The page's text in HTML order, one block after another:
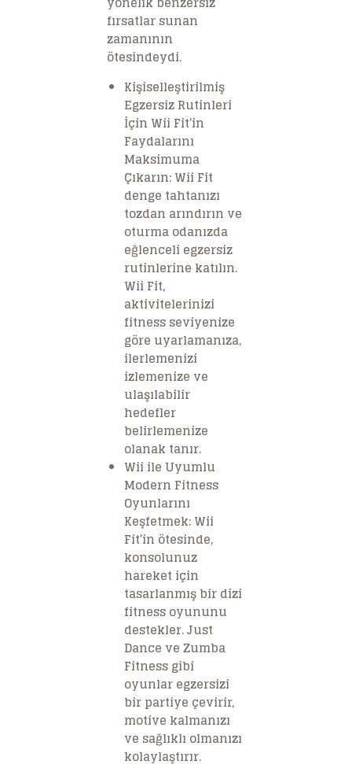
fırsatlar sunan
zamanının
ötesindeydi.
Kişiselleştirilmiş
Egzersiz Rutinleri
İçin Wii Fit’in
Faydalarını
Maksimuma
Çıkarın: Wii Fit
denge tahtanızı
tozdan arındırın ve
oturma odanızda
eğlenceli egzersiz
rutinlerine katılın.
Wii Fit,
aktivitelerinizi
fitness seviyenize
göre uyarlamanıza,
ilerlemenizi
izlemenize ve
ulaşılabilir
hedefler
belirlemenize
olanak tanır.
Wii ile Uyumlu
Modern Fitness
Oyunlarını
Keşfetmek: Wii
Fit’in ötesinde,
konsolunuz
hareket için
tasarlanmış bir dizi
fitness oyununu
destekler. Just
Dance ve Zumba
Fitness gibi
oyunlar egzersizi
bir partiye çevirir,
motive kalmanızı
ve sağlıklı olmanızı
kolaylaştırır.